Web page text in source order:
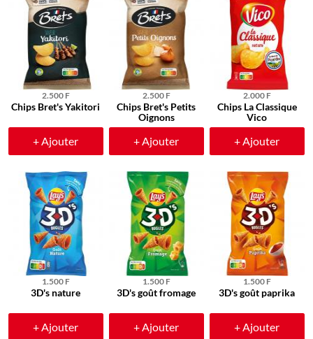
2.500 F
Chips Bret's Yakitori
+ Ajouter
2.500 F
Chips Bret's Petits
Oignons
+ Ajouter
2.000 F
Chips La Classique
Vico
+ Ajouter
1.500 F
3D's nature
+ Ajouter
1.500 F
3D's goût fromage
+ Ajouter
1.500 F
3D's goût paprika
+ Ajouter